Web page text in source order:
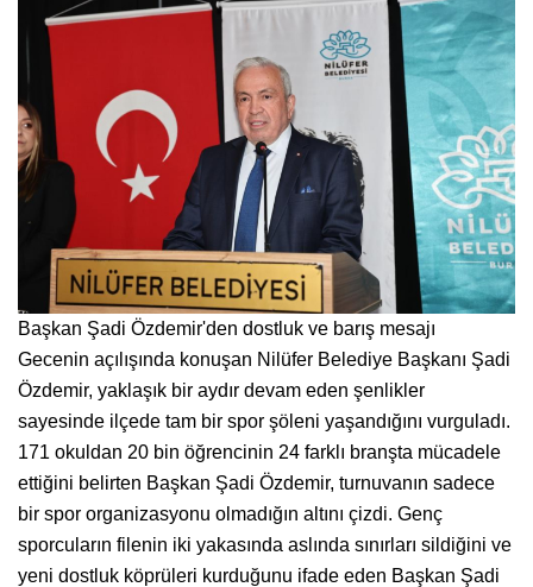
Başkan Şadi Özdemir'den dostluk ve barış mesajı
Gecenin açılışında konuşan Nilüfer Belediye Başkanı Şadi
Özdemir, yaklaşık bir aydır devam eden şenlikler
sayesinde ilçede tam bir spor şöleni yaşandığını vurguladı.
171 okuldan 20 bin öğrencinin 24 farklı branşta mücadele
ettiğini belirten Başkan Şadi Özdemir, turnuvanın sadece
bir spor organizasyonu olmadığın altını çizdi. Genç
sporcuların filenin iki yakasında aslında sınırları sildiğini ve
yeni dostluk köprüleri kurduğunu ifade eden Başkan Şadi